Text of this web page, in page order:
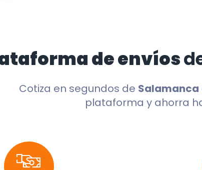
de envíos
Cotiza en segundos de Salamanca
plataforma y ahorra